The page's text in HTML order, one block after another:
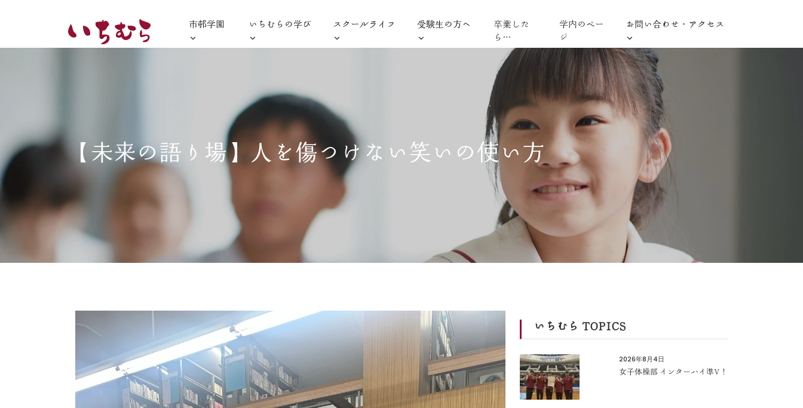
市邨学園 いちむらの学び スクールライフ 受験生の方へ
卒業した
ら…
学内のペー
ジ
お問い合わせ・アクセス
【未来の語り場】人を傷つけない笑いの使い方
いちむら TOPICS
2026年8月4日
女子体操部 インターハイ準V！